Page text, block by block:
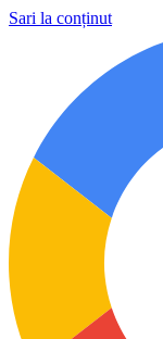
Sari la conținut